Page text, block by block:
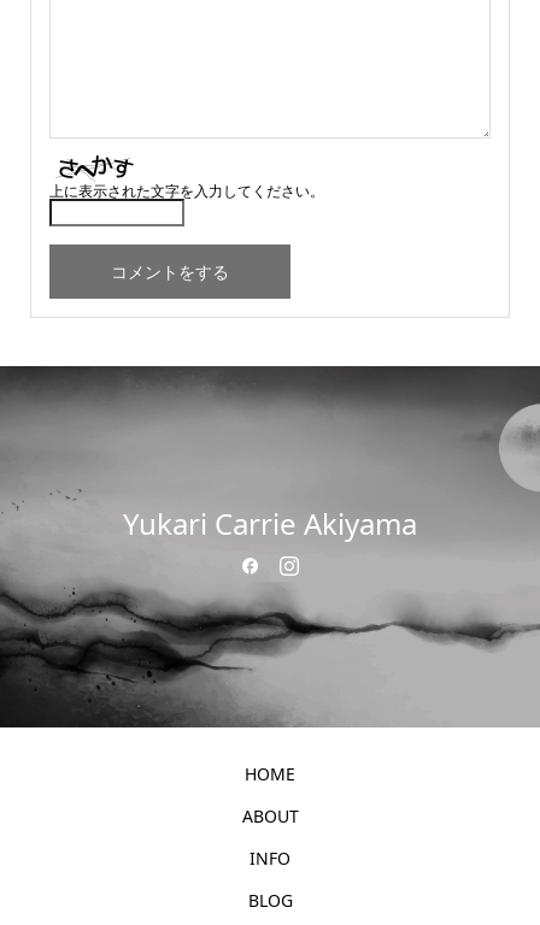
上に表示された文字を入力してください。
Yukari Carrie Akiyama
HOME
ABOUT
INFO
BLOG